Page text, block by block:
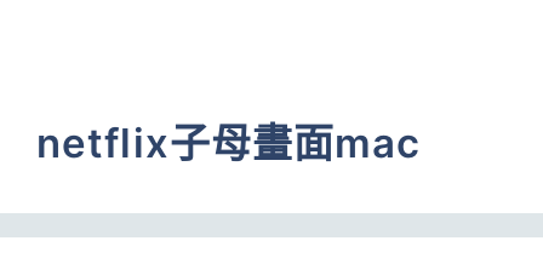
netflix子母畫面mac